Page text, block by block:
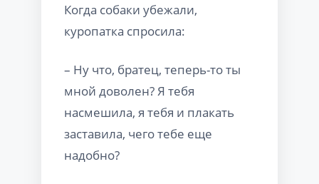
Когда собаки убежали,
куропатка спросила:
– Ну что, братец, теперь-то ты
мной доволен? Я тебя
насмешила, я тебя и плакать
заставила, чего тебе еще
надобно?